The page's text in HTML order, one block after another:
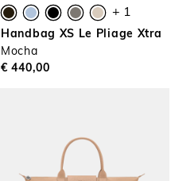
+ 1
Handbag XS Le Pliage Xtra
Mocha
€ 440,00